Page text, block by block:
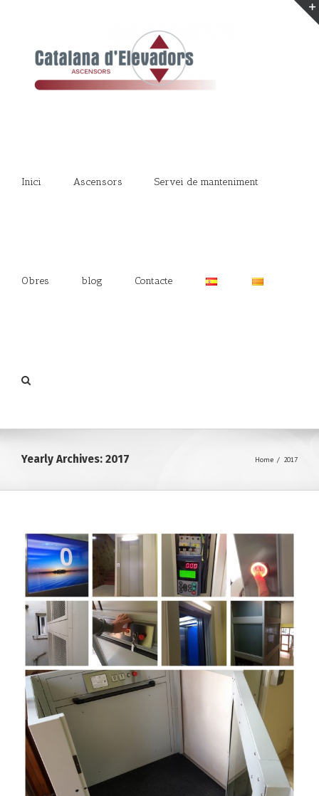
Inici Ascensors Servei de manteniment
Obres blog Contacte
Yearly Archives: 2017 Home / 2017